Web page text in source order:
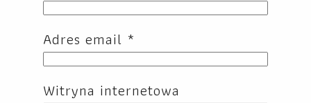
Adres email *
Witryna internetowa